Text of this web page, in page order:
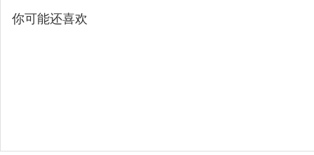
你可能还喜欢